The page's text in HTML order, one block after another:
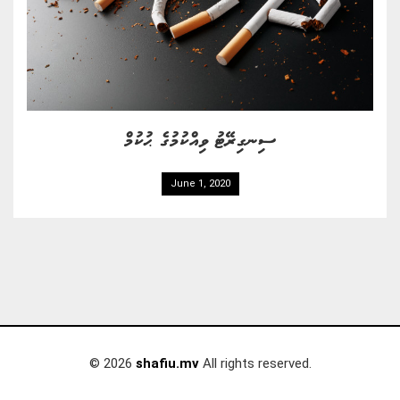
ސިނގިރޭޓު ވިއްކުމުގެ ޙުކުމް
June 1, 2020
© 2026 shafiu.mvAll rights reserved.